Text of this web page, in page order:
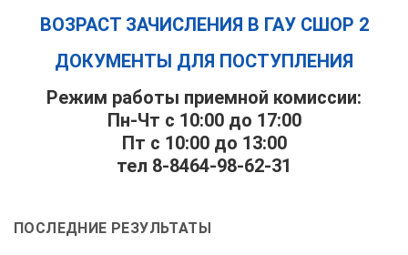
ВОЗРАСТ ЗАЧИСЛЕНИЯ В ГАУ СШОР 2
ДОКУМЕНТЫ ДЛЯ ПОСТУПЛЕНИЯ
Режим работы приемной комиссии:
Пн-Чт с 10:00 до 17:00
Пт с 10:00 до 13:00
тел 8-8464-98-62-31
ПОСЛЕДНИЕ РЕЗУЛЬТАТЫ